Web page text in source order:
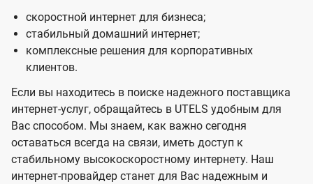
скоростной интернет для бизнеса;
стабильный домашний интернет;
комплексные решения для корпоративных
клиентов.
Если вы находитесь в поиске надежного поставщика
интернет-услуг, обращайтесь в UTELS удобным для
Вас способом. Мы знаем, как важно сегодня
оставаться всегда на связи, иметь доступ к
стабильному высокоскоростному интернету. Наш
интернет-провайдер станет для Вас надежным и